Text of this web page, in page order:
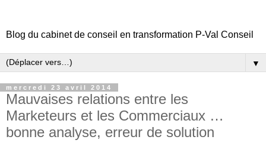
Blog du cabinet de conseil en transformation P-Val Conseil
▼
mercredi 23 avril 2014
Mauvaises relations entre les
Marketeurs et les Commerciaux …
bonne analyse, erreur de solution